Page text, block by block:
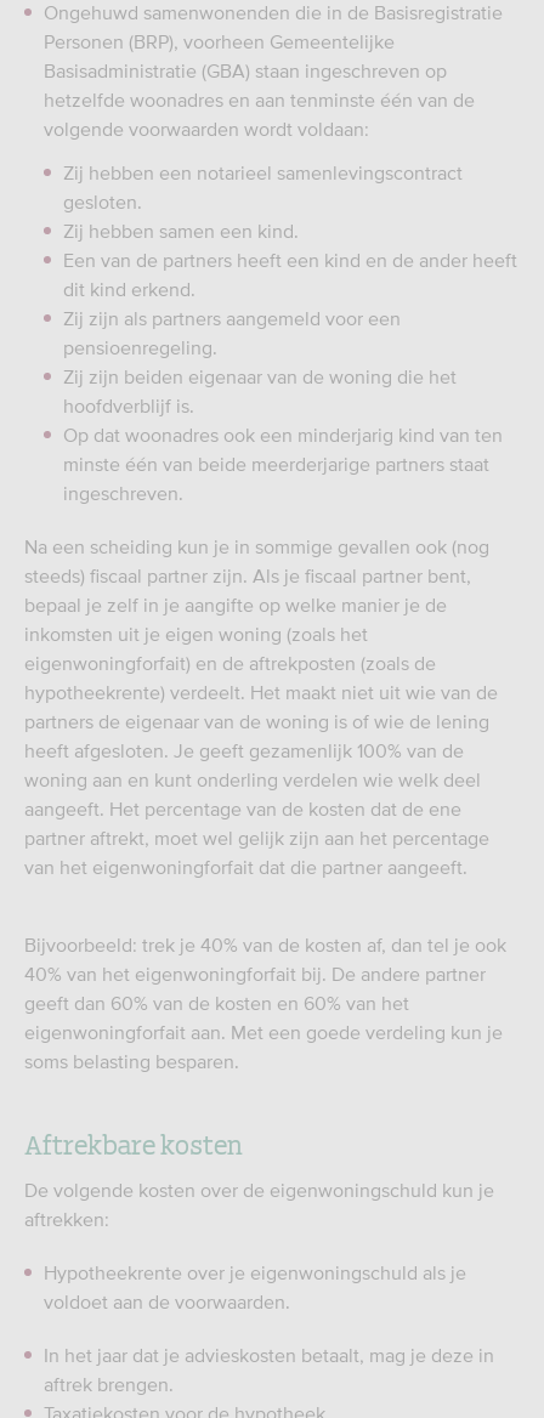
Ongehuwd samenwonenden die in de Basisregistratie
Personen (BRP), voorheen Gemeentelijke
Basisadministratie (GBA) staan ingeschreven op
hetzelfde woonadres en aan tenminste één van de
volgende voorwaarden wordt voldaan:
Zij hebben een notarieel samenlevingscontract
gesloten.
Zij hebben samen een kind.
Een van de partners heeft een kind en de ander heeft
dit kind erkend.
Zij zijn als partners aangemeld voor een
pensioenregeling.
Zij zijn beiden eigenaar van de woning die het
hoofdverblijf is.
Op dat woonadres ook een minderjarig kind van ten
minste één van beide meerderjarige partners staat
ingeschreven.
Na een scheiding kun je in sommige gevallen ook (nog
steeds) fiscaal partner zijn. Als je fiscaal partner bent,
bepaal je zelf in je aangifte op welke manier je de
inkomsten uit je eigen woning (zoals het
eigenwoningforfait) en de aftrekposten (zoals de
hypotheekrente) verdeelt. Het maakt niet uit wie van de
partners de eigenaar van de woning is of wie de lening
heeft afgesloten. Je geeft gezamenlijk 100% van de
woning aan en kunt onderling verdelen wie welk deel
aangeeft. Het percentage van de kosten dat de ene
partner aftrekt, moet wel gelijk zijn aan het percentage
van het eigenwoningforfait dat die partner aangeeft.
Bijvoorbeeld: trek je 40% van de kosten af, dan tel je ook
40% van het eigenwoningforfait bij. De andere partner
geeft dan 60% van de kosten en 60% van het
eigenwoningforfait aan. Met een goede verdeling kun je
soms belasting besparen.
Aftrekbare kosten
De volgende kosten over de eigenwoningschuld kun je
aftrekken:
Hypotheekrente over je eigenwoningschuld als je
voldoet aan de voorwaarden.
In het jaar dat je advieskosten betaalt, mag je deze in
aftrek brengen.
Taxatiekosten voor de hypotheek.